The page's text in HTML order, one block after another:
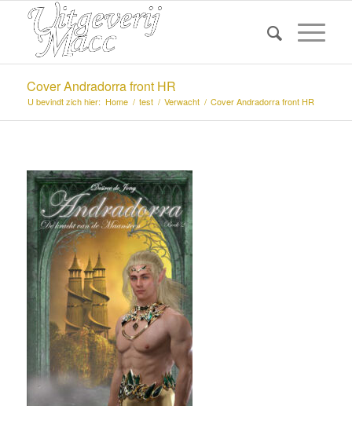
Cover Andradorra front HR
U bevindt zich hier: Home / test / Verwacht / Cover Andradorra front HR